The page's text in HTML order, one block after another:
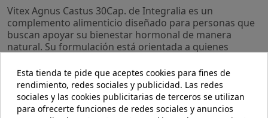
Vitex Agnus Castus 30Cap. de Integralia es un
complemento alimenticio diseñado para personas que
buscan apoyar su bienestar hormonal de manera
natural. Su formulación está orientada a quienes
un producto de origen vegetal.
- Contiene extracto estandarizado de Vitex Agnus
Castus, reconocido por su uso tradicional en el cuidado
Esta tienda te pide que aceptes cookies para fines de
rendimiento, redes sociales y publicidad. Las redes
sociales y las cookies publicitarias de terceros se utilizan
para ofrecerte funciones de redes sociales y anuncios